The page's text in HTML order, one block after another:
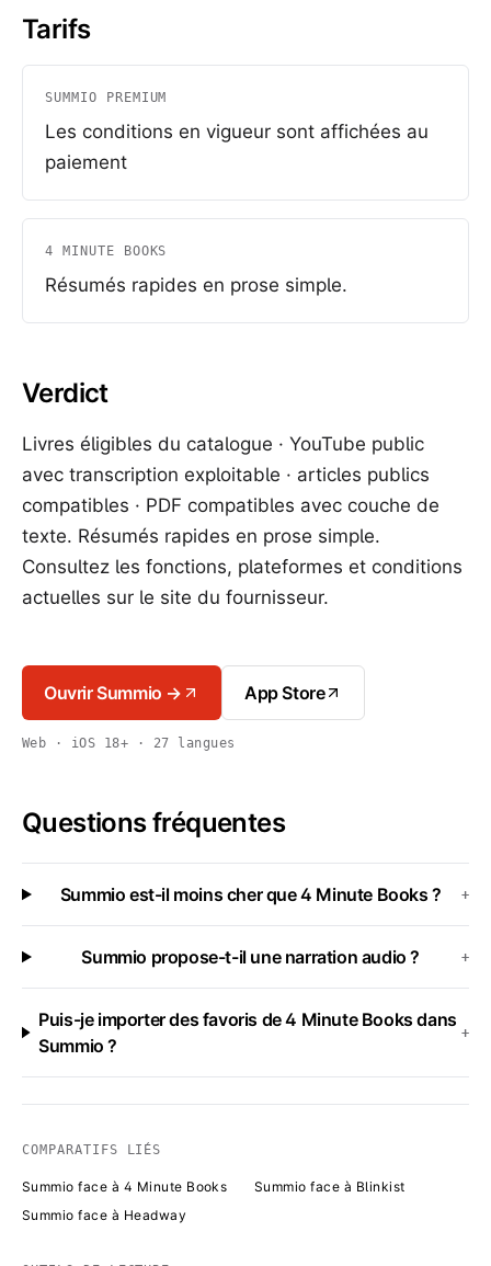
Tarifs
SUMMIO PREMIUM
Les conditions en vigueur sont affichées au
paiement
4 MINUTE BOOKS
Résumés rapides en prose simple.
Verdict
Livres éligibles du catalogue · YouTube public
avec transcription exploitable · articles publics
compatibles · PDF compatibles avec couche de
texte. Résumés rapides en prose simple.
Consultez les fonctions, plateformes et conditions
actuelles sur le site du fournisseur.
Ouvrir Summio → App Store
Web · iOS 18+ · 27 langues
Questions fréquentes
Summio est-il moins cher que 4 Minute Books ? +
Summio propose-t-il une narration audio ? +
Puis-je importer des favoris de 4 Minute Books dans
Summio ?
+
COMPARATIFS LIÉS
Summio face à 4 Minute Books
Summio face à Blinkist
Summio face à Headway